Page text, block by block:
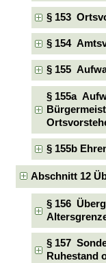
§ 153
§ 154
§ 155
§ 155a
§ 155b
Abschnitt 12
§ 156
§ 157
Ruhestand